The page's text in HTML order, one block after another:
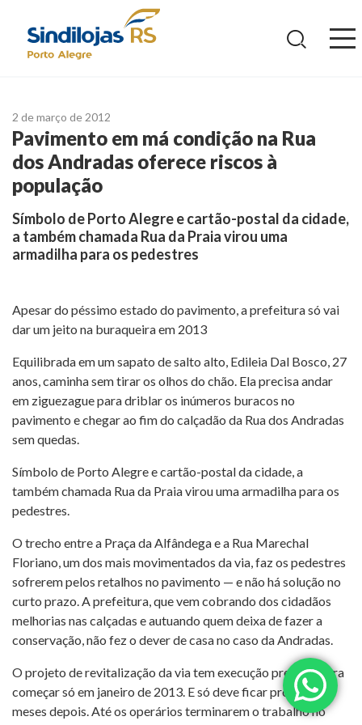
2 de março de 2012
Pavimento em má condição na Rua
dos Andradas oferece riscos à
população
Símbolo de Porto Alegre e cartão-postal da cidade,
a também chamada Rua da Praia virou uma
armadilha para os pedestres
Apesar do péssimo estado do pavimento, a prefeitura só vai
dar um jeito na buraqueira em 2013
Equilibrada em um sapato de salto alto, Edileia Dal Bosco, 27
anos, caminha sem tirar os olhos do chão. Ela precisa andar
em ziguezague para driblar os inúmeros buracos no
pavimento e chegar ao fim do calçadão da Rua dos Andradas
sem quedas.
Símbolo de Porto Alegre e cartão-postal da cidade, a
também chamada Rua da Praia virou uma armadilha para os
pedestres.
O trecho entre a Praça da Alfândega e a Rua Marechal
Floriano, um dos mais movimentados da via, faz os pedestres
sofrerem pelos retalhos no pavimento — e não há solução no
curto prazo. A prefeitura, que vem cobrando dos cidadãos
melhorias nas calçadas e autuando quem deixa de fazer a
conservação, não fez o dever de casa no caso da Andradas.
O projeto de revitalização da via tem execução prevista para
começar só em janeiro de 2013. E só deve ficar pronto oito
meses depois. Até os operários terminarem o trabalho no